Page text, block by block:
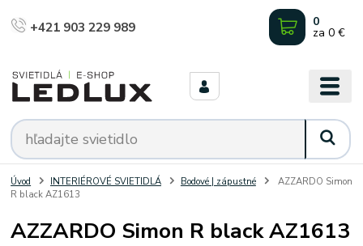
+421 903 229 989 0
za 0 €
Úvod INTERIÉROVÉ SVIETIDLÁ Bodové | zápustné
AZZARDO Simon
R black AZ1613
AZZARDO Simon R black AZ1613